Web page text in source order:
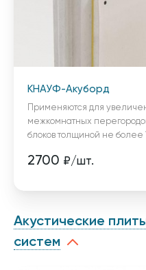
КНАУФ-Акуборд
Применяются для
межкомнатных
блоков толщиной не более
2700 ₽/шт.
Акустические
систем